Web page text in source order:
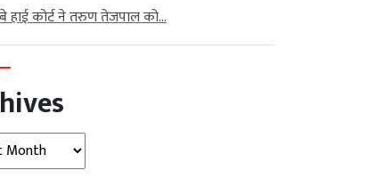
हाई कोर्ट ने तरुण तेजपाल को...